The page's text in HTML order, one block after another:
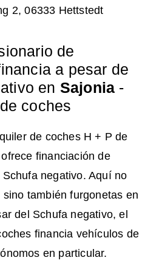
2, 06333 Hettstedt
de
a pesar de
en Sajonia -
coches
de coches H + P de
financiación de
negativo. Aquí no
también furgonetas en
del Schufa negativo, el
financia vehículos de
en particular.